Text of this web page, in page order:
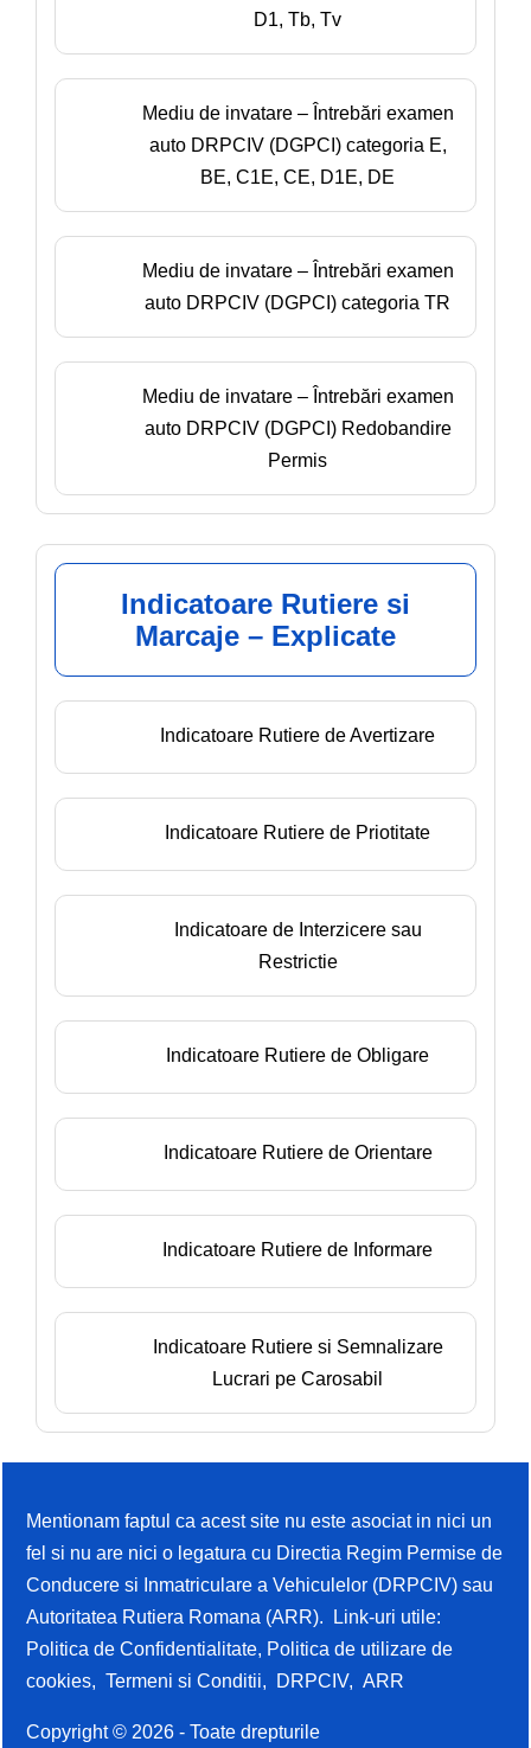
D1, Tb, Tv
Mediu de invatare – Întrebări examen
auto DRPCIV (DGPCI) categoria E,
BE, C1E, CE, D1E, DE
Mediu de invatare – Întrebări examen
auto DRPCIV (DGPCI) categoria TR
Mediu de invatare – Întrebări examen
auto DRPCIV (DGPCI) Redobandire
Permis
Indicatoare Rutiere si
Marcaje – Explicate
Indicatoare Rutiere de Avertizare
Indicatoare Rutiere de Priotitate
Indicatoare de Interzicere sau
Restrictie
Indicatoare Rutiere de Obligare
Indicatoare Rutiere de Orientare
Indicatoare Rutiere de Informare
Indicatoare Rutiere si Semnalizare
Lucrari pe Carosabil
Mentionam faptul ca acest site nu este asociat in nici un
fel si nu are nici o legatura cu Directia Regim Permise de
Conducere si Inmatriculare a Vehiculelor (DRPCIV) sau
Autoritatea Rutiera Romana (ARR). Link-uri utile:
Politica de Confidentialitate, Politica de utilizare de
cookies,Termeni si Conditii, DRPCIV,ARR
Copyright © 2026 - Toate drepturile